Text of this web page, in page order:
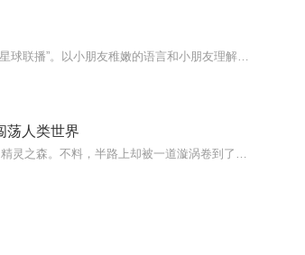
FM93.1西安音乐广播王牌亲子节目《931精灵星球》特别版块——“精灵星球联播”。以小朋友稚嫩的语言和小朋友理解的角度，表达他们眼中对世界的看法和想象。想要让自己的孩子也成为我们的“精灵小主播”，在电波中成就自信，请加主持人“澜爸爸胡凡”VX号：hufan931。让孩子发送一段语音过来即可。...
荡人类世界
内容简介 异世界的精灵少年斯特瑞和姐姐莉玲因为贪玩，偷跑出了精灵之森。不料，半路上却被一道漩涡卷到了人类世界。 人类公主艾薇安为了拯救自己的国家，使用了古老的召唤术，歪打正着的将斯特瑞召唤到了人类世界。作为召唤术的附属报酬...